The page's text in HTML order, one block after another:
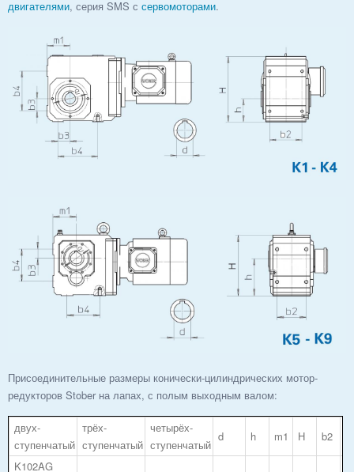
двигателями, серия SMS с сервомоторами.
Присоединительные размеры конически-цилиндрических мотор-
редукторов Stober на лапах, с полым выходным валом:
двух-
ступенчатый
трёх-
ступенчатый
четырёх-
ступенчатый
d h m1 H b2
K102AG